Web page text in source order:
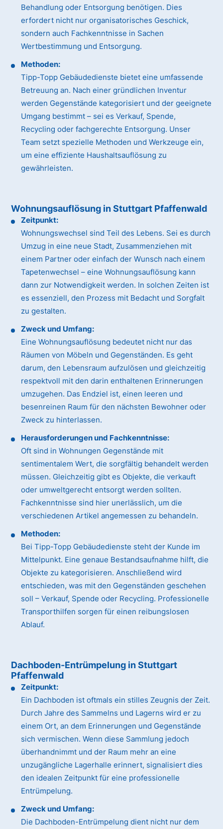
Behandlung oder Entsorgung benötigen. Dies
erfordert nicht nur organisatorisches Geschick,
sondern auch Fachkenntnisse in Sachen
Wertbestimmung und Entsorgung.
Methoden:
Tipp-Topp Gebäudedienste bietet eine umfassende
Betreuung an. Nach einer gründlichen Inventur
werden Gegenstände kategorisiert und der geeignete
Umgang bestimmt – sei es Verkauf, Spende,
Recycling oder fachgerechte Entsorgung. Unser
Team setzt spezielle Methoden und Werkzeuge ein,
um eine effiziente Haushaltsauflösung zu
gewährleisten.
Wohnungsauflösung in Stuttgart Pfaffenwald
Zeitpunkt:
Wohnungswechsel sind Teil des Lebens. Sei es durch
Umzug in eine neue Stadt, Zusammenziehen mit
einem Partner oder einfach der Wunsch nach einem
Tapetenwechsel – eine Wohnungsauflösung kann
dann zur Notwendigkeit werden. In solchen Zeiten ist
es essenziell, den Prozess mit Bedacht und Sorgfalt
zu gestalten.
Zweck und Umfang:
Eine Wohnungsauflösung bedeutet nicht nur das
Räumen von Möbeln und Gegenständen. Es geht
darum, den Lebensraum aufzulösen und gleichzeitig
respektvoll mit den darin enthaltenen Erinnerungen
umzugehen. Das Endziel ist, einen leeren und
besenreinen Raum für den nächsten Bewohner oder
Zweck zu hinterlassen.
Herausforderungen und Fachkenntnisse:
Oft sind in Wohnungen Gegenstände mit
sentimentalem Wert, die sorgfältig behandelt werden
müssen. Gleichzeitig gibt es Objekte, die verkauft
oder umweltgerecht entsorgt werden sollten.
Fachkenntnisse sind hier unerlässlich, um die
verschiedenen Artikel angemessen zu behandeln.
Methoden:
Bei Tipp-Topp Gebäudedienste steht der Kunde im
Mittelpunkt. Eine genaue Bestandsaufnahme hilft, die
Objekte zu kategorisieren. Anschließend wird
entschieden, was mit den Gegenständen geschehen
soll – Verkauf, Spende oder Recycling. Professionelle
Transporthilfen sorgen für einen reibungslosen
Ablauf.
Dachboden-Entrümpelung in Stuttgart
Pfaffenwald
Zeitpunkt:
Ein Dachboden ist oftmals ein stilles Zeugnis der Zeit.
Durch Jahre des Sammelns und Lagerns wird er zu
einem Ort, an dem Erinnerungen und Gegenstände
sich vermischen. Wenn diese Sammlung jedoch
überhandnimmt und der Raum mehr an eine
unzugängliche Lagerhalle erinnert, signalisiert dies
den idealen Zeitpunkt für eine professionelle
Entrümpelung.
Zweck und Umfang:
Die Dachboden-Entrümpelung dient nicht nur dem